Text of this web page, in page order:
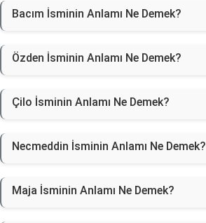
Bacım İsminin Anlamı Ne Demek?
Özden İsminin Anlamı Ne Demek?
Çilo İsminin Anlamı Ne Demek?
Necmeddin İsminin Anlamı Ne Demek?
Maja İsminin Anlamı Ne Demek?